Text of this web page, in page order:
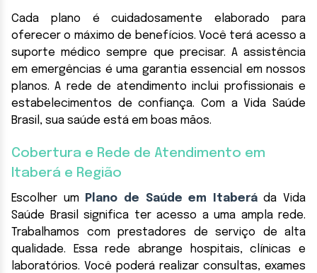
Cada plano é cuidadosamente elaborado para
oferecer o máximo de benefícios. Você terá acesso a
suporte médico sempre que precisar. A assistência
em emergências é uma garantia essencial em nossos
planos. A rede de atendimento inclui profissionais e
estabelecimentos de confiança. Com a Vida Saúde
Brasil, sua saúde está em boas mãos.
Cobertura e Rede de Atendimento em
Itaberá e Região
Escolher um Plano de Saúde em Itaberáda Vida
Saúde Brasil significa ter acesso a uma ampla rede.
Trabalhamos com prestadores de serviço de alta
qualidade. Essa rede abrange hospitais, clínicas e
laboratórios. Você poderá realizar consultas, exames